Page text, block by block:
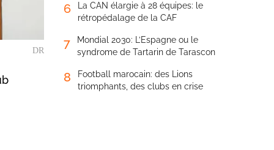
DR
6
La CAN élargie à 28 équipes: le
rétropédalage de la CAF
7
Mondial 2030: L’Espagne ou le
syndrome de Tartarin de Tarascon
8
Football marocain: des Lions
triomphants, des clubs en crise